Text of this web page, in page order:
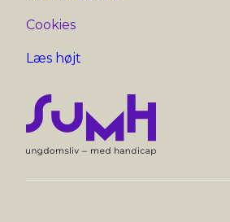
Cookies
Læs højt